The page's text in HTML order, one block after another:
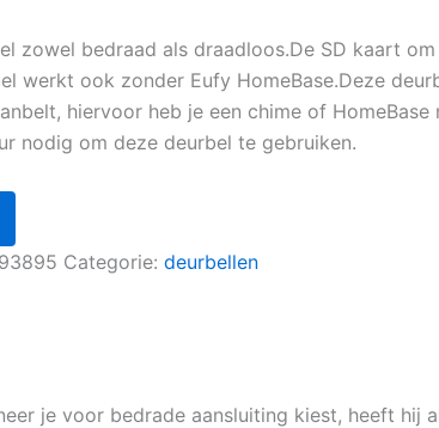
zowel bedraad als draadloos.De SD kaart
werkt ook zonder Eufy HomeBase.Deze
hiervoor heb je een chime of
nodig om deze deurbel te gebruiken.
Categorie: deurbellen
je voor bedrade aansluiting kiest, heeft hij